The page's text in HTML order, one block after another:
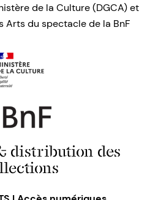
de la Culture (DGCA) et
Arts du spectacle de la BnF
distribution des